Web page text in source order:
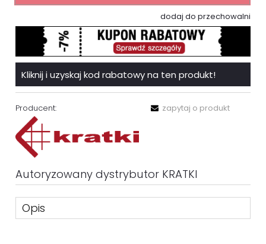
dodaj do przechowalni
Kliknij i uzyskaj kod rabatowy na ten produkt!
Producent: zapytaj o produkt
Autoryzowany dystrybutor KRATKI
Opis